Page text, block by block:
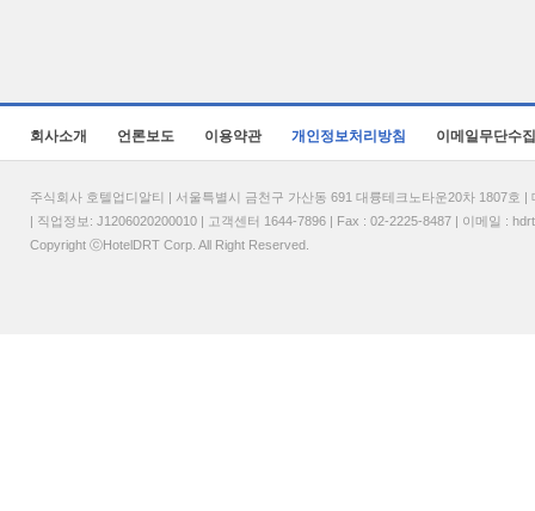
회사소개 언론보도 이용약관 개인정보처리방침 이메일무단수
주식회사 호텔업디알티 | 서울특별시 금천구 가산동 691 대륭테크노타운20차 1807
| 직업정보: J1206020200010 | 고객센터 1644-7896 | Fax : 02-2225-8487 | 이메일 :
Copyright ⓒHotelDRT Corp. All Right Reserved.